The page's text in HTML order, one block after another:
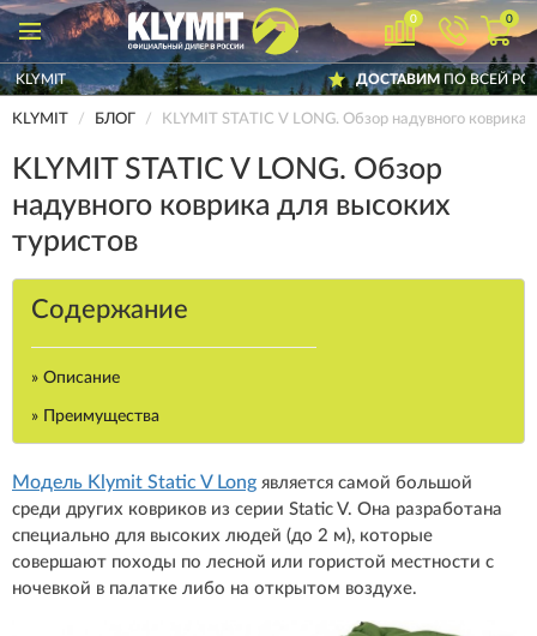
0 0
ДОСТАВИМПО ВСЕЙ РОССИИ
KLYMIT БЛОГ KLYMIT STATIC V LONG. Обзор надувного коврика
KLYMIT STATIC V LONG. Обзор
надувного коврика для высоких
туристов
Содержание
» Описание
» Преимущества
Модель Klymit Static V Long является самой большой
среди других ковриков из серии Static V. Она разработана
специально для высоких людей (до 2 м), которые
совершают походы по лесной или гористой местности с
ночевкой в палатке либо на открытом воздухе.